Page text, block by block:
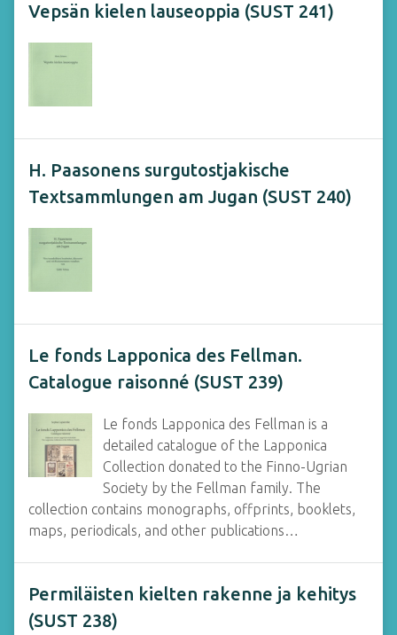
Vepsän kielen lauseoppia (SUST 241)
H. Paasonens surgutostjakische
Textsammlungen am Jugan (SUST 240)
Le fonds Lapponica des Fellman.
Catalogue raisonné (SUST 239)
Le fonds Lapponica des Fellman is a
detailed catalogue of the Lapponica
Collection donated to the Finno-Ugrian
Society by the Fellman family. The
collection contains monographs, offprints, booklets,
maps, periodicals, and other publications…
Permiläisten kielten rakenne ja kehitys
(SUST 238)